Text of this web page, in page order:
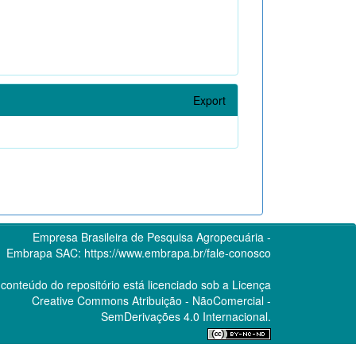
Export
Empresa Brasileira de Pesquisa Agropecuária -
Embrapa SAC: https://www.embrapa.br/fale-conosco
do repositório está licenciado sob a Licença
Creative CommonsAtribuição - NãoComercial -
SemDerivações 4.0 Internacional.